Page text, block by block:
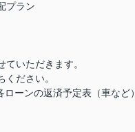
ラン
いただきます。
ださい。
ンの返済予定表（車など）